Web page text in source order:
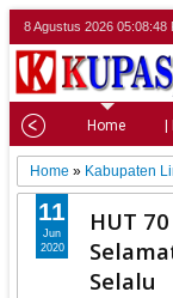
8 Agustus 2026 05:08:50
Home
Home » Kabupaten
HUT
Selalu
11
Jun
2020